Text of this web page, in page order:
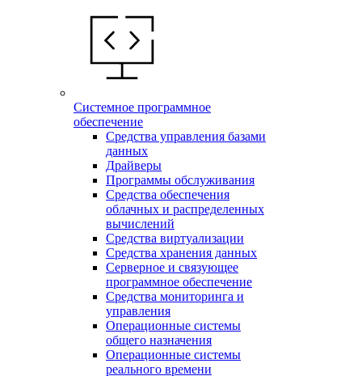
Системное программное
обеспечение
Средства управления базами
данных
Драйверы
Программы обслуживания
Средства обеспечения
облачных и распределенных
вычислений
Средства виртуализации
Средства хранения данных
Серверное и связующее
программное обеспечение
Средства мониторинга и
управления
Операционные системы
общего назначения
Операционные системы
реального времени